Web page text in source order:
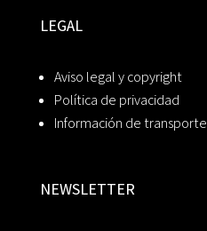
LEGAL
Aviso legal y copyright
Política de privacidad
Información de transporte
NEWSLETTER